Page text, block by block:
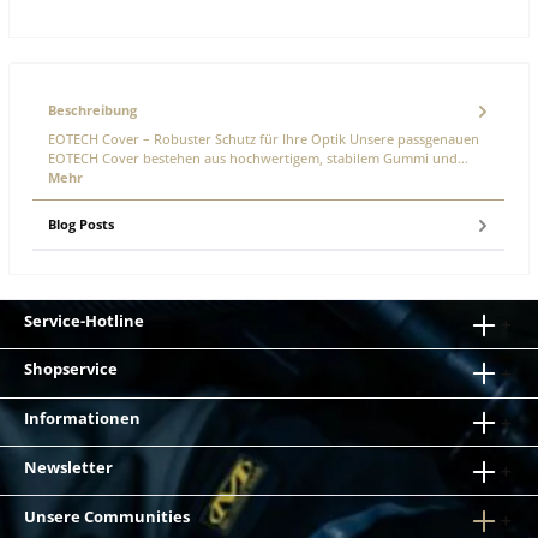
Beschreibung
EOTECH Cover – Robuster Schutz für Ihre Optik Unsere passgenauen
EOTECH Cover bestehen aus hochwertigem, stabilem Gummi und…
Mehr
Blog Posts
Service-Hotline
Shopservice
Informationen
Newsletter
Unsere Communities